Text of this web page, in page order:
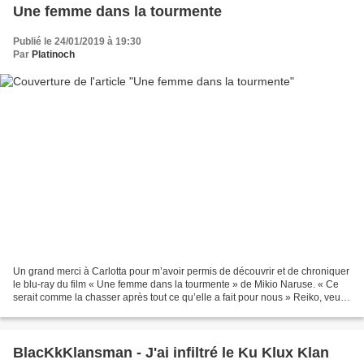
Une femme dans la tourmente
Publié le 24/01/2019 à 19:30
Par Platinoch
Un grand merci à Carlotta pour m’avoir permis de découvrir et de chroniquer
le blu-ray du film « Une femme dans la tourmente » de Mikio Naruse. « Ce
serait comme la chasser après tout ce qu’elle a fait pour nous » Reiko, veuve
BlacKkKlansman - J'ai infiltré le Ku Klux Klan